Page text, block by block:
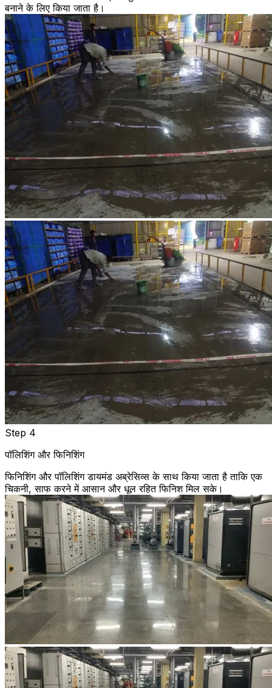
बनाने के लिए किया जाता है।
Step 4
पॉलिशिंग और फिनिशिंग
फिनिशिंग और पॉलिशिंग डायमंड अब्रेसिव्स के साथ किया जाता है ताकि एक
चिकनी, साफ करने में आसान और धूल रहित फिनिश मिल सके।